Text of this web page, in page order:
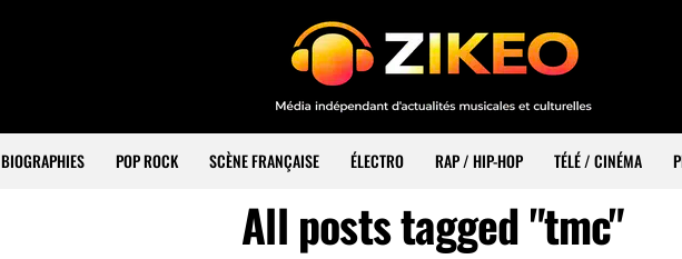
BIOGRAPHIES POP ROCK SCÈNE FRANÇAISE ÉLECTRO RAP / HIP-HOP TÉLÉ / CINÉMA
All posts tagged "tmc"